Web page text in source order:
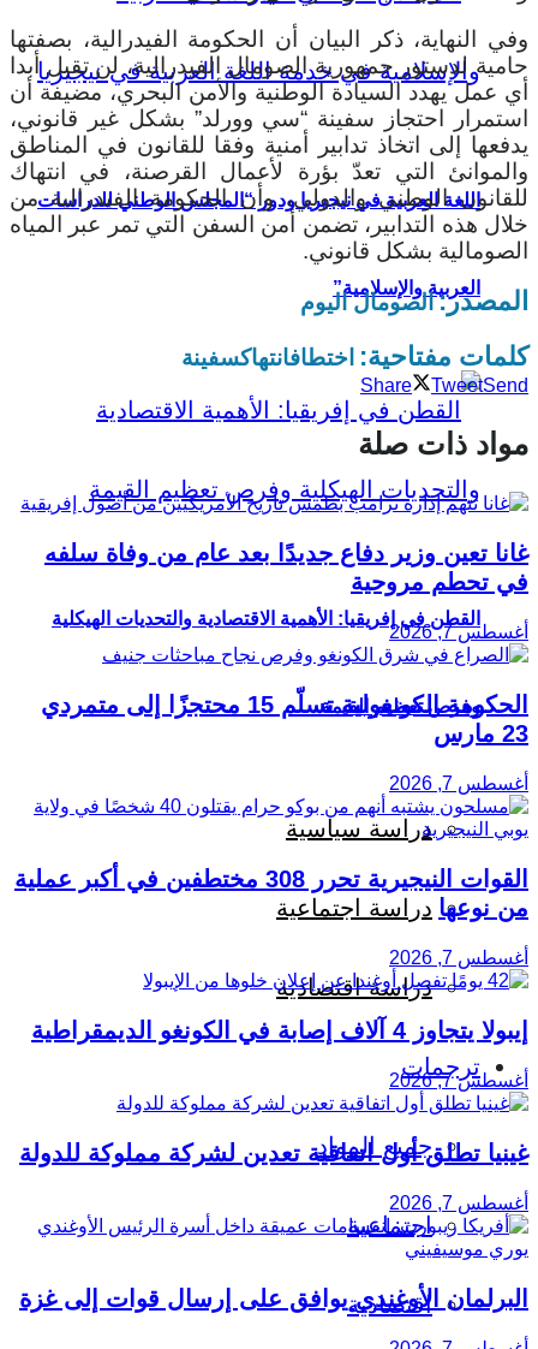
اللغة العربية في نيجيريا ودور “المجلس الوطني للدراسات
العربية والإسلامية”
القطن في إفريقيا: الأهمية الاقتصادية والتحديات الهيكلية
وفرص تعظيم القيمة
دراسة سياسية
دراسة اجتماعية
دراسة اقتصادية
ترجمات
جميع المواد
اجتماعية
اقتصادية
وفي النهاية، ذكر البيان أن الحكومة الفيدرالية، بصفتها
حامية لدستور جمهورية الصومال الفيدرالية، لن تقبل أبدا
أي عمل يهدد السيادة الوطنية والأمن البحري، مضيفة أن
استمرار احتجاز سفينة “سي وورلد” بشكل غير قانوني،
يدفعها إلى اتخاذ تدابير أمنية وفقا للقانون في المناطق
والموانئ التي تعدّ بؤرة لأعمال القرصنة، في انتهاك
للقانون الوطني والدولي، وأن الحكومة الفيدرالية من
خلال هذه التدابير، تضمن أمن السفن التي تمر عبر المياه
الصومالية بشكل قانوني.
المصدر:الصومال اليوم
كلمات مفتاحية: اختطافانتهاكسفينة
Share TweetSend
مواد ذات صلة
غانا تعين وزير دفاع جديدًا بعد عام من وفاة سلفه
في تحطم مروحية
أغسطس 7, 2026
الحكومة الكونغولية تسلّم 15 محتجزًا إلى متمردي
23 مارس
أغسطس 7, 2026
القوات النيجيرية تحرر 308 مختطفين في أكبر عملية
من نوعها
أغسطس 7, 2026
إيبولا يتجاوز 4 آلاف إصابة في الكونغو الديمقراطية
أغسطس 7, 2026
غينيا تطلق أول اتفاقية تعدين لشركة مملوكة للدولة
أغسطس 7, 2026
البرلمان الأوغندي يوافق على إرسال قوات إلى غزة